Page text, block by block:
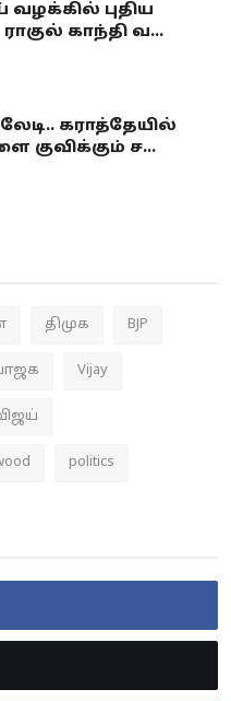
வழக்கில் புதிய
காந்தி வ...
கராத்தேயில்
குவிக்கும் ச...
திமுக BJP
Vijay
politics